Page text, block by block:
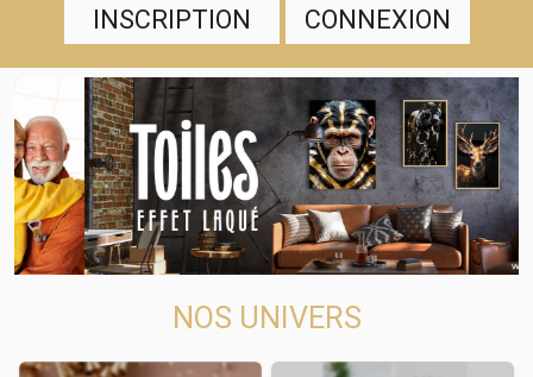
INSCRIPTION CONNEXION
NOS UNIVERS